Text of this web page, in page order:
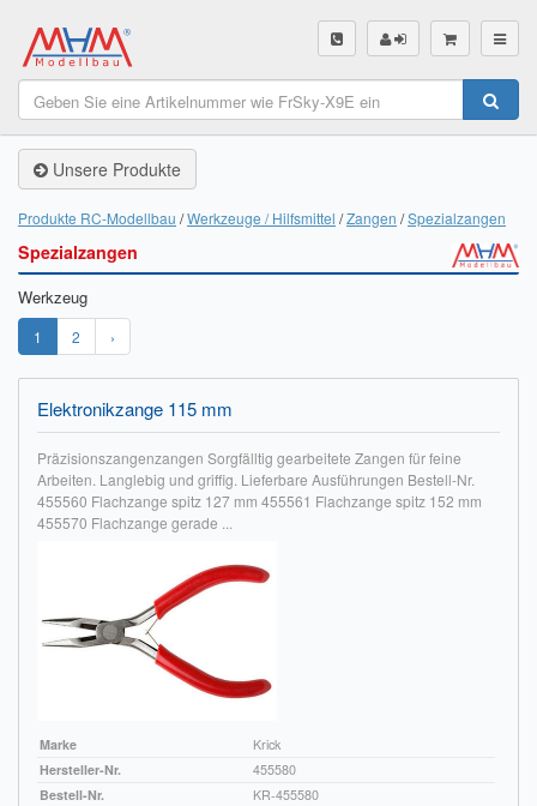
SHOP
Unsere Produkte
Servo Finder
Schiffsschrauben Finder
Räder Finder
Luftschrauben Finder
Sendungsverfolgung DHL
Verfügbarkeitsanzeige
Zahlung und Versand
Widerrufsbelehrung für den Verkauf von Waren / Muster-
Widerrufsformular
Unsere Produkte
Produkte RC-Modellbau Werkzeuge / Hilfsmittel Zangen Spezialzangen
Spezialzangen
Werkzeug
1 2 ›
Elektronikzange 115 mm
Präzisionszangenzangen Sorgfälltig gearbeitete Zangen für feine
Arbeiten. Langlebig und griffig. Lieferbare Ausführungen Bestell-Nr.
455560 Flachzange spitz 127 mm 455561 Flachzange spitz 152 mm
455570 Flachzange gerade ...
Marke
Krick
Hersteller-Nr.
455580
Bestell-Nr.
KR-455580